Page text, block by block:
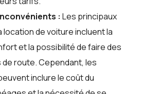
: Les principaux
location de voiture incluent la
et la possibilité de faire des
route. Cependant, les
inclure le coût du